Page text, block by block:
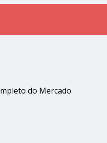
do Mercado.